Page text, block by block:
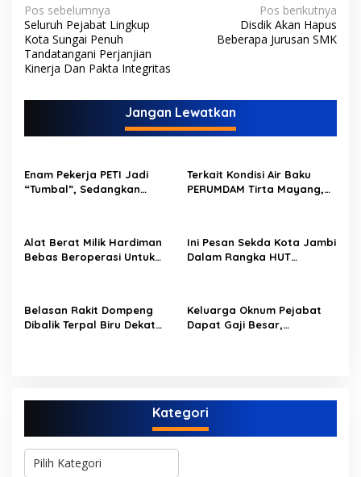
N
a
v
g
i
p
s
Pos sebelumnya
Seluruh Pejabat Lingkup
Kota Sungai Penuh
Tandatangani Perjanjian
Kinerja Dan Pakta Integritas
Pos berikutnya
Disdik Akan Hapus
Beberapa Jurusan SMK
Jangan Lewatkan
Enam Pekerja PETI Jadi
“Tumbal”, Sedangkan
Terkait Kondisi Air Baku
PERUMDAM Tirta Mayang,
Alat Berat Milik Hardiman
Bebas Beroperasi Untuk
Ini Pesan Sekda Kota Jambi
Dalam Rangka HUT
Belasan Rakit Dompeng
Dibalik Terpal Biru Dekat
Keluarga Oknum Pejabat
Dapat Gaji Besar,
Kategori
K